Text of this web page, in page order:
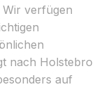
verfügen
nach Holstebro
auf